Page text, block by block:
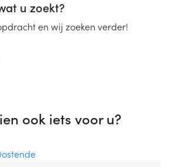
u zoekt?
en wij zoeken verder!
ook iets voor u?